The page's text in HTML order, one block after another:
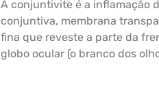
A conjuntivite é a inflamação
conjuntiva, membrana
fina que reveste a parte da
globo ocular (o branco dos